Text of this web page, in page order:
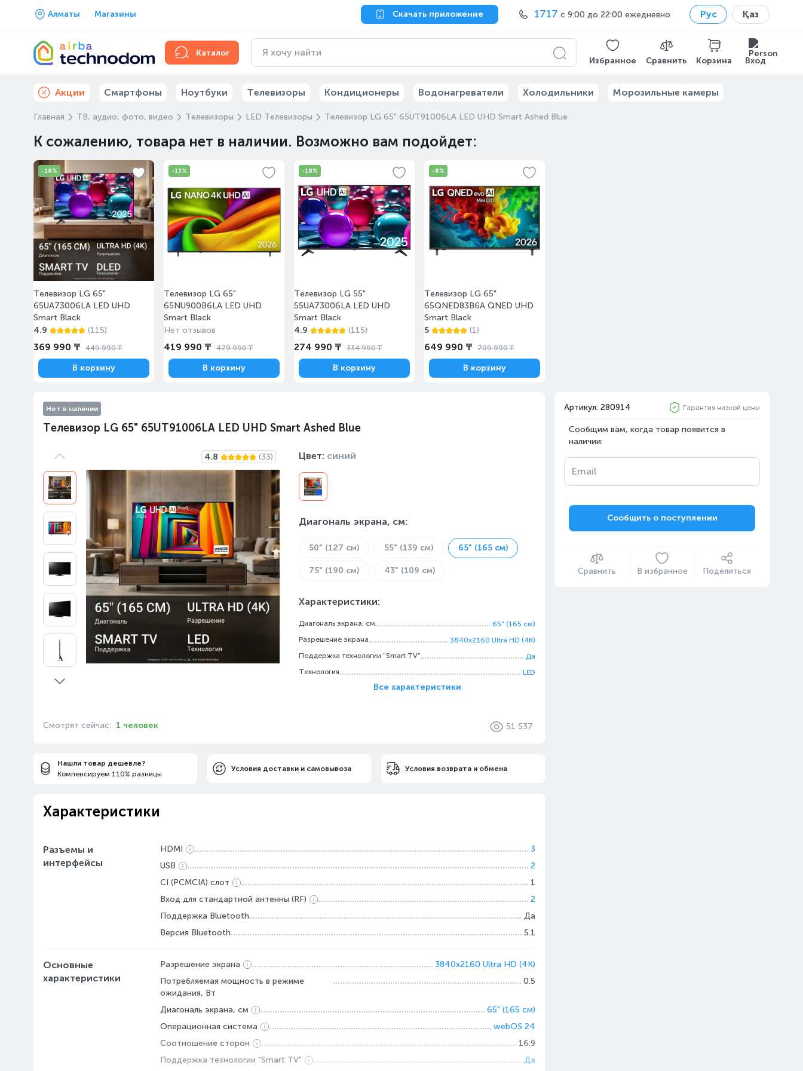
Алматы Магазины Скачать приложение 1717 с 9:00 до 22:00 ежедневно Рус Қаз
Каталог
Избранное Сравнить Корзина Вход
Акции Смартфоны Ноутбуки Телевизоры Кондиционеры Водонагреватели Холодильники Морозильные камеры
Главная ТВ, аудио, фото, видео Телевизоры LED Телевизоры Телевизор LG 65" 65UT91006LA LED UHD Smart Ashed Blue
К сожалению, товара нет в наличии. Возможно вам подойдет:
-18%
Телевизор LG 65"
65UA73006LA LED UHD
Smart Black
4.9
(115)
369 990 ₸ 449 990 ₸
В корзину
-13%
Телевизор LG 65"
65NU900B6LA LED UHD
Smart Black
Нет отзывов
419 990 ₸ 479 990 ₸
В корзину
-18%
Телевизор LG 55"
55UA73006LA LED UHD
Smart Black
4.9
(115)
274 990 ₸ 334 990 ₸
В корзину
-8%
Телевизор LG 65"
65QNED83B6A QNED UHD
Smart Black
5
(1)
649 990 ₸ 709 990 ₸
В корзину
Нет в наличии
Телевизор LG 65" 65UT91006LA LED UHD Smart Ashed Blue
4.8 (33) Цвет: синий
Диагональ экрана, см:
50" (127 см) 55" (139 см) 65" (165 см)
75" (190 см) 43" (109 см)
Характеристики:
Диагональ экрана, см
65" (165 см)
Разрешение экрана
3840x2160 Ultra HD (4K)
Поддержка технологии "Smart TV"
Да
Технология
LED
Все характеристики
Смотрят сейчас: 1 человек 51 537
Артикул: 280914 Гарантия низкой цены
Сообщим вам, когда товар появится в
наличии:
Email
Сообщить о поступлении
Сравнить В избранное Поделиться
Нашли товар дешевле?
Компенсируем 110% разницы
Условия доставки и самовывоза Условия возврата и обмена
Характеристики
Разъемы и
интерфейсы
HDMI
3
USB
2
CI (PCMCIA) слот
1
Вход для стандартной антенны (RF)
2
Поддержка Bluetooth
Да
Версия Bluetooth
5.1
Основные
характеристики
Разрешение экрана
3840x2160 Ultra HD (4K)
Потребляемая мощность в режиме
ожидания, Вт
0.5
Диагональ экрана, см
65" (165 см)
Операционная система
webOS 24
Соотношение сторон
16:9
Поддержка технологии "Smart TV"
Да